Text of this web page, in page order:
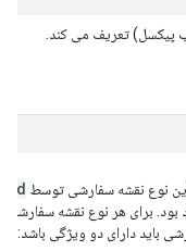
نوع نقشه سفارشی توسط
برای هر نوع نقشه سفارشی
باید دارای دو ویژگی باشد: